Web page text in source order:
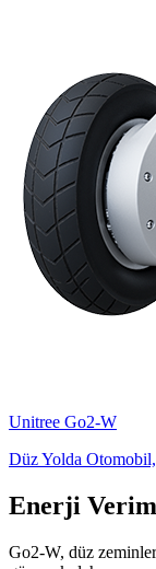
Unitree Go2-W
Düz Yolda
Enerji
Go2-W, düz